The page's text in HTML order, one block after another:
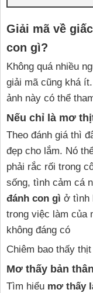
Giải mã về
con gì?
Không quá nhiều
giải mã cũng khá
ảnh này có thể
Nếu chỉ là mơ
Theo đánh giá thì
đẹp cho lắm. Nó
phải rắc rối trong
sống, tình cảm cá
đánh con gì ở tình
trong việc làm của
không đáng có
Chiêm bao thấy
Mơ thấy bản
Tìm hiểu mơ thấy